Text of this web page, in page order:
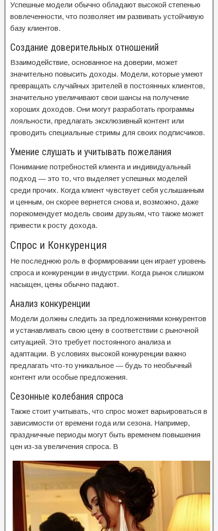
Успешные модели обычно обладают высокой степенью
вовлеченности, что позволяет им развивать устойчивую
базу клиентов.
Создание доверительных отношений
Взаимодействие, основанное на доверии, может
значительно повысить доходы. Модели, которые умеют
превращать случайных зрителей в постоянных клиентов,
значительно увеличивают свои шансы на получение
хороших доходов. Они могут разработать программы
лояльности, предлагать эксклюзивный контент или
проводить специальные стримы для своих подписчиков.
Умение слушать и учитывать пожелания
Понимание потребностей клиента и индивидуальный
подход — это то, что выделяет успешных моделей
среди прочих. Когда клиент чувствует себя услышанным
и ценным, он скорее вернется снова и, возможно, даже
порекомендует модель своим друзьям, что также может
привести к росту дохода.
Спрос и Конкуренция
Не последнюю роль в формировании цен играет уровень
спроса и конкуренции в индустрии. Когда рынок слишком
насыщен, цены обычно падают.
Анализ конкуренции
Модели должны следить за предложениями конкурентов
и устанавливать свою цену в соответствии с рыночной
ситуацией. Это требует постоянного анализа и
адаптации. В условиях высокой конкуренции важно
предлагать что-то уникальное — будь то необычный
контент или особые предложения.
Сезонные колебания спроса
Также стоит учитывать, что спрос может варьироваться в
зависимости от времени года или сезона. Например,
праздничные периоды могут быть временем повышения
цен из-за увеличения спроса. В